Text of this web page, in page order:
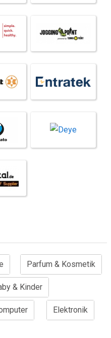
Parfum & Kosmetik
& Kinder
Elektronik